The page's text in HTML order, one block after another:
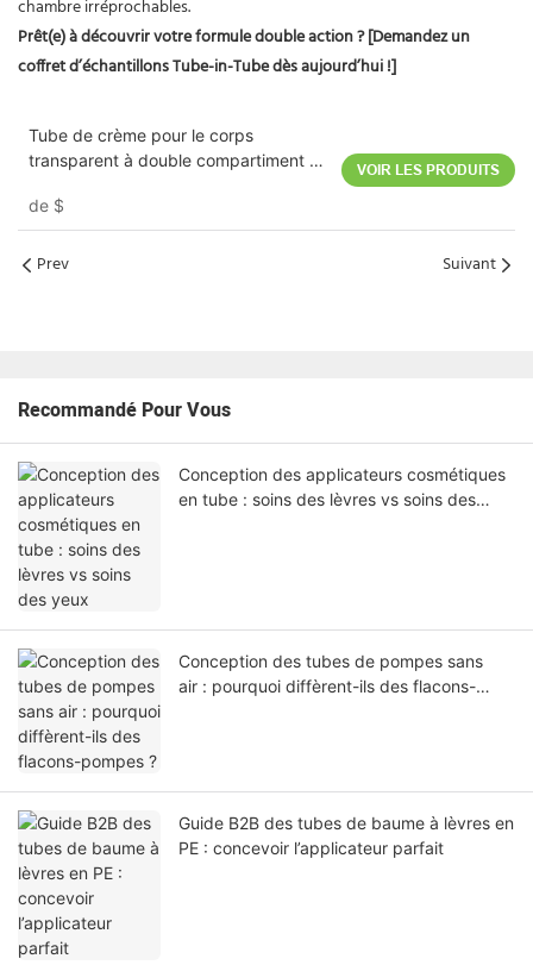
chambre irréprochables.
Prêt(e) à découvrir votre formule double action ?[Demandez un
coffret d’échantillons Tube-in-Tube dès aujourd’hui !]
Tube de crème pour le corps
transparent à double compartiment en
de $
VOIR LES PRODUITS
Prev Suivant
Recommandé Pour Vous
Conception des applicateurs cosmétiques
en tube : soins des lèvres vs soins des
Conception des tubes de pompes sans
air : pourquoi diffèrent-ils des flacons-
Guide B2B des tubes de baume à lèvres en
PE : concevoir l’applicateur parfait